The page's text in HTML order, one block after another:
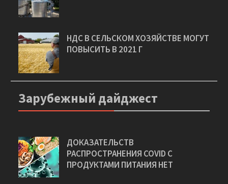
НДС В СЕЛЬСКОМ ХОЗЯЙСТВЕ МОГУТ
ПОВЫСИТЬ В 2021 Г
Зарубежный дайджест
ДОКАЗАТЕЛЬСТВ
РАСПРОСТРАНЕНИЯ COVID С
ПРОДУКТАМИ ПИТАНИЯ НЕТ